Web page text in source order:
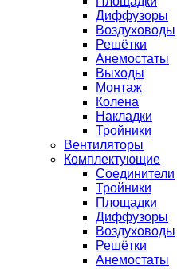
Диффузоры
Воздуховоды
Решётки
Анемостаты
Выходы
Монтаж
Колена
Накладки
Тройники
Вентиляторы
Комплектующие
Соединители
Тройники
Площадки
Диффузоры
Воздуховоды
Решётки
Анемостаты